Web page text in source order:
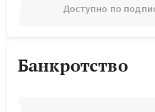
Доступно по
Банкротство